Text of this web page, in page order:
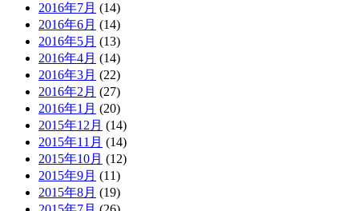
2016年7月 (14)
2016年6月 (14)
2016年5月 (13)
2016年4月 (14)
2016年3月 (22)
2016年2月 (27)
2016年1月 (20)
2015年12月 (14)
2015年11月 (14)
2015年10月 (12)
2015年9月 (11)
2015年8月 (19)